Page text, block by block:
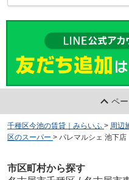
ペ
千種区今池の賃貸｜みらいふ > 周辺
区のスーパー > パレマルシェ 池下店
市区町村から探す